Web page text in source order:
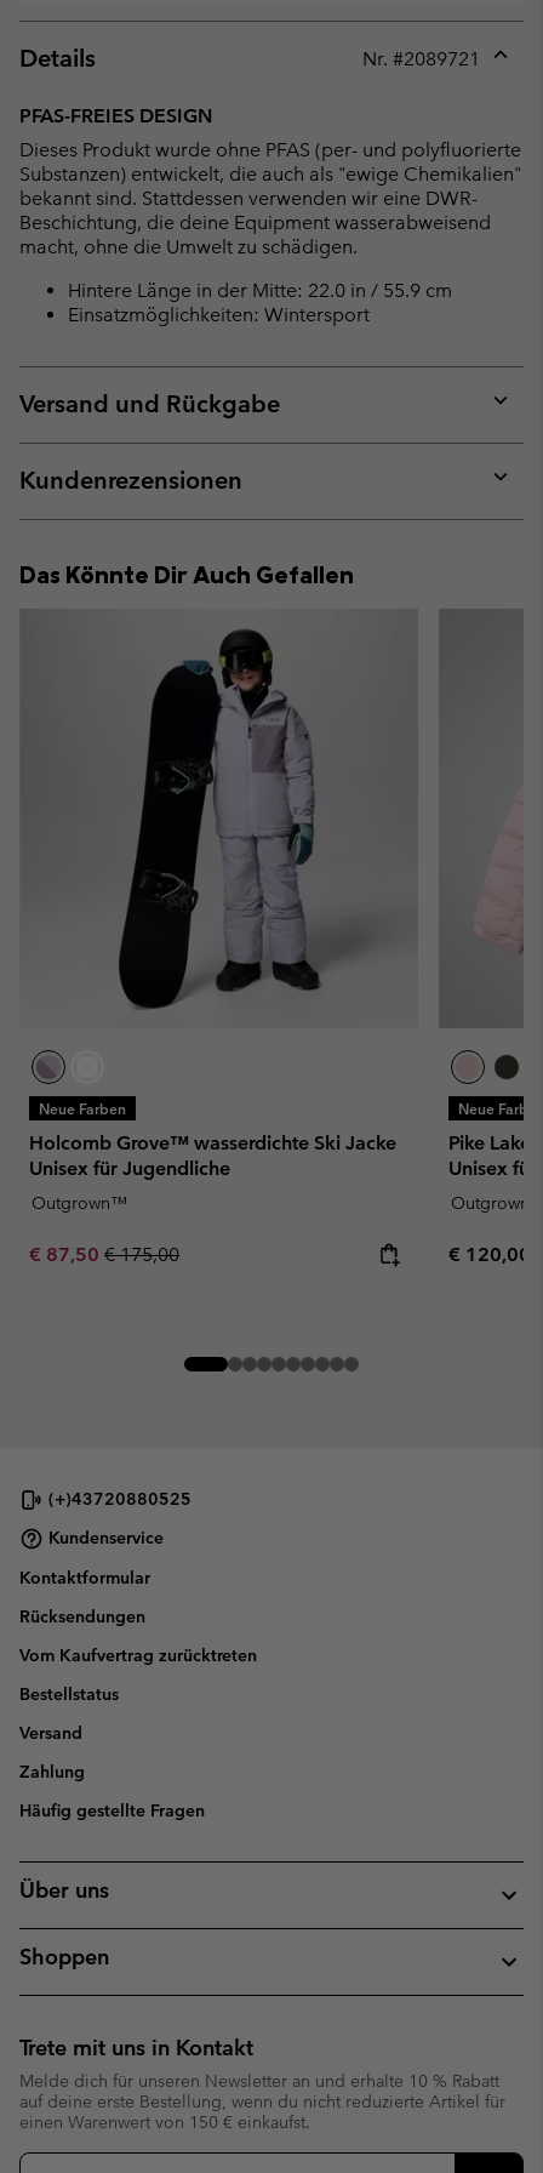
Details Nr. #2089721
PFAS-FREIES DESIGN
Dieses Produkt wurde ohne PFAS (per- und polyfluorierte
Substanzen) entwickelt, die auch als "ewige Chemikalien"
bekannt sind. Stattdessen verwenden wir eine DWR-
Beschichtung, die deine Equipment wasserabweisend
macht, ohne die Umwelt zu schädigen.
Hintere Länge in der Mitte: 22.0 in / 55.9 cm
Einsatzmöglichkeiten: Wintersport
Versand und Rückgabe
or
Kundenrezensionen
or
Das Könnte Dir Auch Gefallen
Neue Farben
Holcomb Grove™ wasserdichte Ski Jacke
Unisex für Jugendliche
Outgrown™
Sale price:
€ 87,50 Regular price:
€ 175,00
Neue
Pike
Unisex
Regular
€ 120,00
(+)43720880525
Kundenservice
Kontaktformular
Rücksendungen
Vom Kaufvertrag zurücktreten
Bestellstatus
Versand
Zahlung
Häufig gestellte Fragen
Über uns
Shoppen
Trete mit uns in Kontakt
Melde dich für unseren Newsletter an und erhalte 10 % Rabatt
auf deine erste Bestellung, wenn du nicht reduzierte Artikel für
einen Warenwert von 150 € einkaufst.
Newsletter-